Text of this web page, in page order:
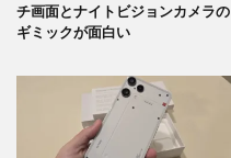
チ画面とナイトビジョンカメラの
ギミックが面白い